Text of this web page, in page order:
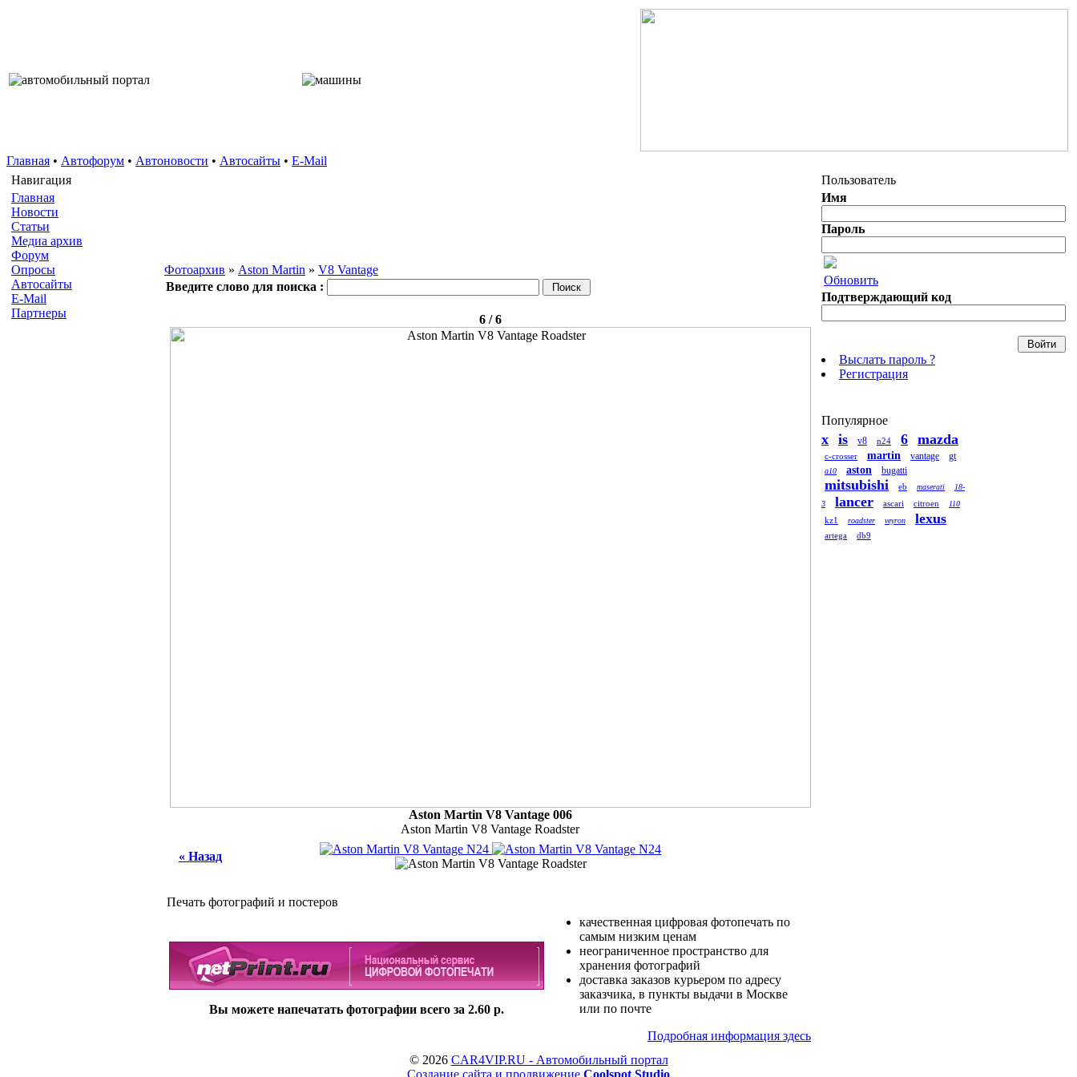
Главная • Автофорум • Автоновости • Автосайты • E-Mail
Навигация
Главная
Новости
Статьи
Медиа архив
Форум
Опросы
Автосайты
E-Mail
Партнеры
Фотоархив » Aston Martin » V8 Vantage
Введите слово для поиска :
6 / 6
Aston Martin V8 Vantage 006
Aston Martin V8 Vantage Roadster
« Назад
Печать фотографий и постеров
Вы можете напечатать фотографии всего за 2.60 р.
качественная цифровая фотопечать по
самым низким ценам
неограниченное пространство для
хранения фотографий
доставка заказов курьером по адресу
заказчика, в пункты выдачи в Москве
или по почте
Подробная информация здесь
Пользователь
Имя
Пароль
Обновить
Подтверждающий код
Выслать пароль ?
Регистрация
Популярное
x is v8 n24 6 mazda
c-crosser martin vantage gt
a10 aston bugatti
mitsubishi eb maserati
18-
3
lancer ascari citroen 110
kz1 roadster veyron lexus
artega db9
© 2026 CAR4VIP.RU - Автомобильный портал
Создание сайта и продвижение Coolspot Studio